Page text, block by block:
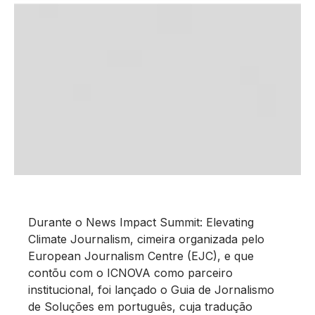
Durante o News Impact Summit: Elevating
Climate Journalism, cimeira organizada pelo
European Journalism Centre (EJC), e que
contõu com o ICNOVA como parceiro
institucional, foi lançado o Guia de Jornalismo
de Soluções em português, cuja tradução